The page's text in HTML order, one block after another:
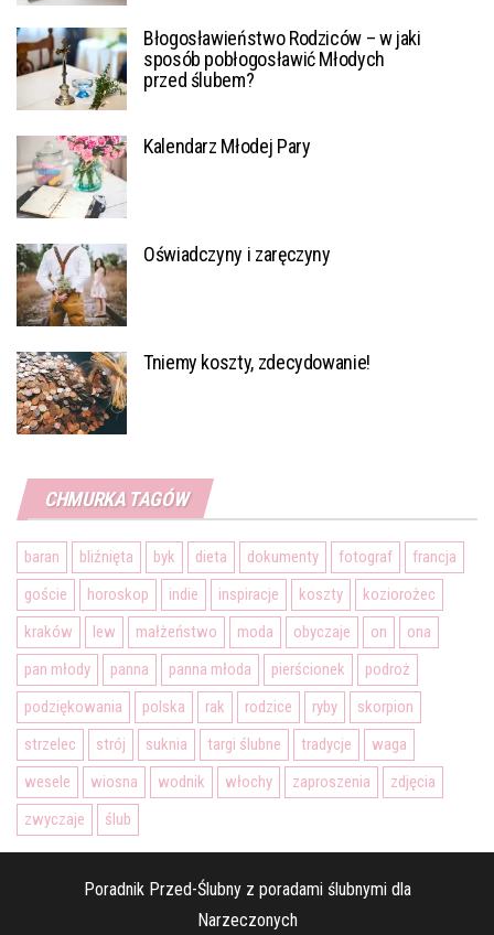
Błogosławieństwo Rodziców – w jaki
sposób pobłogosławić Młodych
przed ślubem?
Kalendarz Młodej Pary
Oświadczyny i zaręczyny
Tniemy koszty, zdecydowanie!
CHMURKA TAGÓW
baran bliźnięta byk dieta dokumenty fotograf
francja
goście
horoskop indie inspiracje koszty
koziorożec
kraków
lew małżeństwo moda obyczaje on
ona
pan młody
panna panna młoda pierścionek
podroż
podziękowania
polska rak rodzice ryby
skorpion
strzelec
strój suknia targi ślubne tradycje
waga
wesele
wiosna wodnik włochy zaproszenia
zdjęcia
zwyczaje
ślub
Poradnik Przed-Ślubny z poradami ślubnymi dla
Narzeczonych